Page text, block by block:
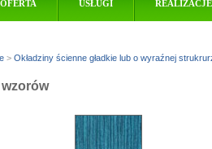
OFERTA USŁUGI REALIZACJE
> Okładziny ścienne gładkie lub o wyraźnej